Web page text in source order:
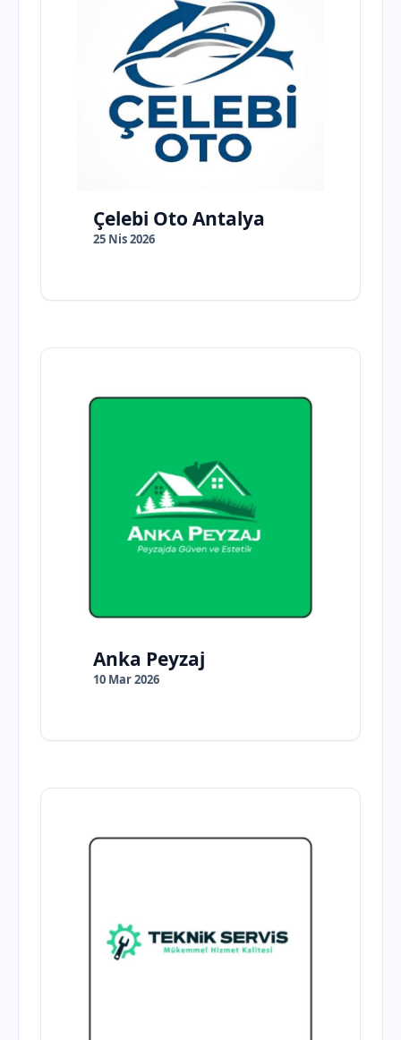
Çelebi Oto Antalya
25 Nis 2026
Anka Peyzaj
10 Mar 2026